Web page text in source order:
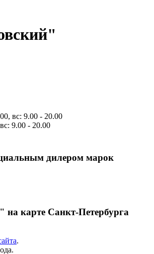
вс: 9.00 - 20.00
9.00 - 20.00
дилером марок
карте Санкт-Петербурга
.